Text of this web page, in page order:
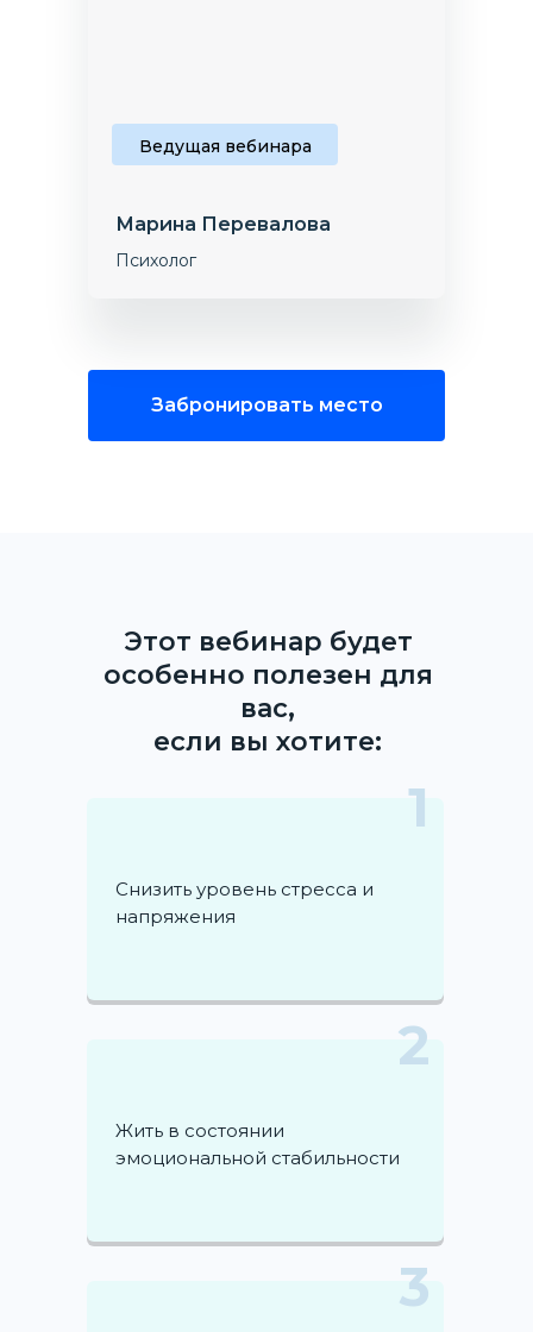
Забронировать место
Ведущая вебинара
Психолог
Марина Перевалова
Этот вебинар будет
особенно полезен для
вас,
если вы хотите:
1
Снизить уровень стресса и
напряжения
2
Жить в состоянии
эмоциональной стабильности
3